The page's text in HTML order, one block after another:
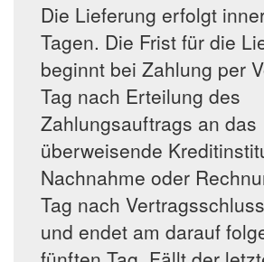
Die Lieferung erfolgt
Tagen. Die Frist für die
beginnt bei Zahlung per
Tag nach Erteilung des
Zahlungsauftrags an das
überweisende
Nachnahme oder
Tag nach
und endet am darauf